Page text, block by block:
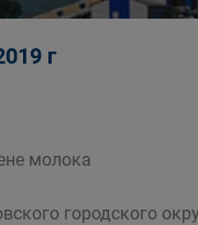
г
молока
городского